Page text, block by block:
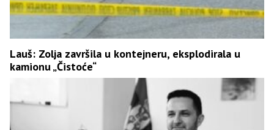
Lauš: Zolja završila u kontejneru, eksplodirala u
kamionu „Čistoće“